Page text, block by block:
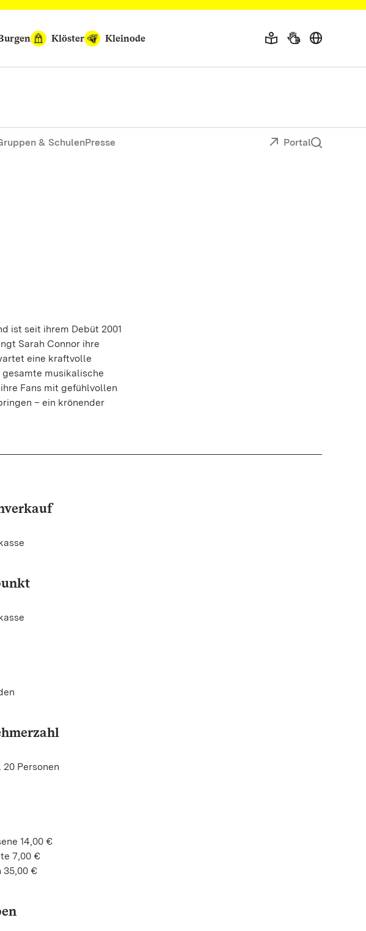
Klöster Kleinode
& SchulenPresse Portal
ist seit ihrem Debüt 2001
Sarah Connor ihre
eine kraftvolle
musikalische
Fans mit gefühlvollen
– ein krönender
20 Personen
14,00 €
7,00 €
35,00 €